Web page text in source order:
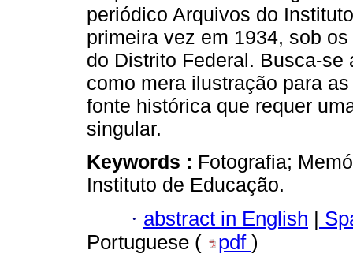
periódico Arquivos do
primeira vez em 1934, sob
do Distrito Federal. Busca-
como mera ilustração para
fonte histórica que requer
singular.
Keywords : Fotografia;
Instituto de Educação.
· abstract in English |
Portuguese (
pdf )